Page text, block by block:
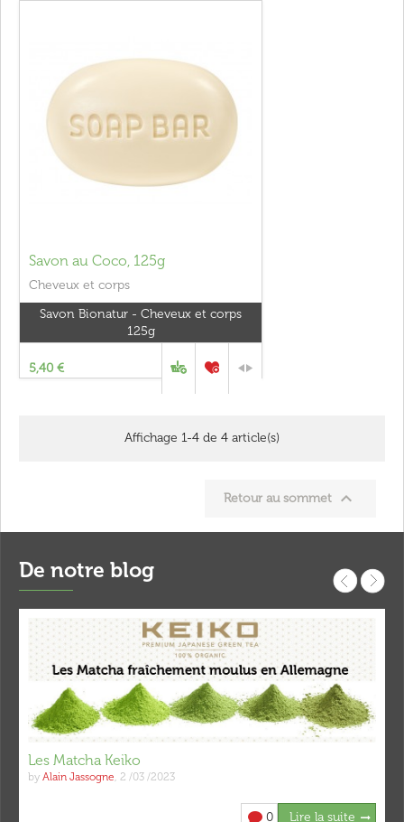
Savon au Coco, 125g
Cheveux et corps
Savon Bionatur - Cheveux et corps
125g
5,40 €
Affichage 1-4 de 4 article(s)
Retour au sommet 
De notre blog
Les Matcha Keiko
by Alain Jassogne, 2 /03 /2023
0 Lire la suite